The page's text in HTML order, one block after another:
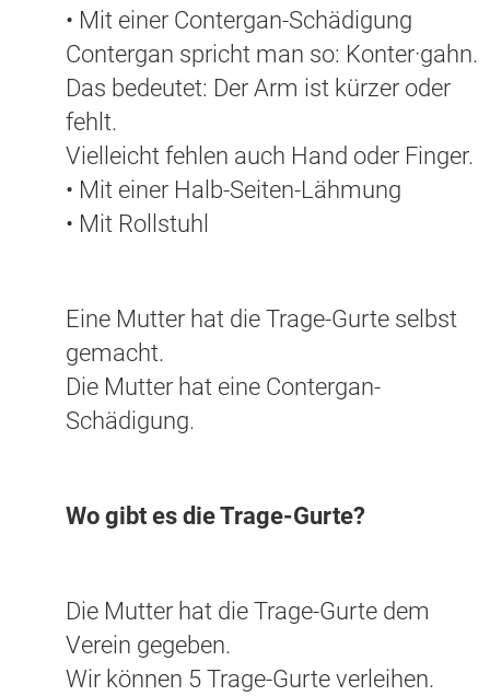
• Mit einer Contergan-Schädigung
Contergan spricht man so: Konter·gahn.
Das bedeutet: Der Arm ist kürzer oder
fehlt.
Vielleicht fehlen auch Hand oder Finger.
• Mit einer Halb-Seiten-Lähmung
• Mit Rollstuhl
Eine Mutter hat die Trage-Gurte selbst
gemacht.
Die Mutter hat eine Contergan-
Schädigung.
Wo gibt es die Trage-Gurte?
Die Mutter hat die Trage-Gurte dem
Verein gegeben.
Wir können 5 Trage-Gurte verleihen.